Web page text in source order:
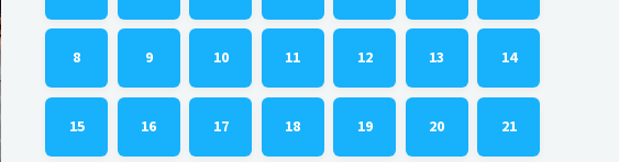
8 9 10 11 12 13 14
15 16 17 18 19 20 21